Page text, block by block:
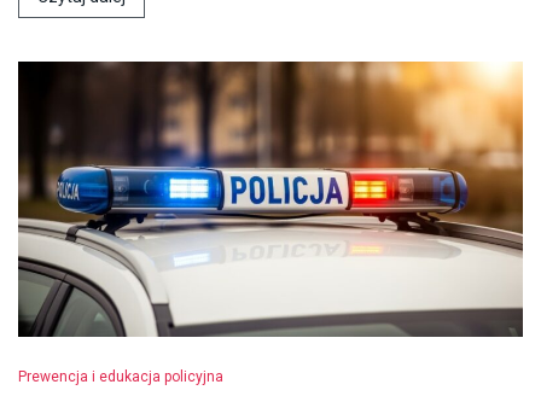
Prewencja i edukacja policyjna